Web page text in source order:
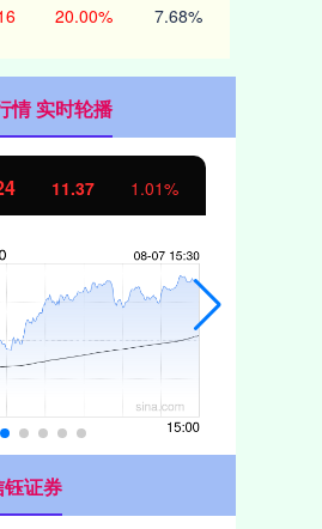
20.00% 7.68%
情 实时轮播
11.37 1.01%
证券